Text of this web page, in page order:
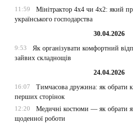
11:59
Мінітрактор 4х4 чи 4х2: який
українського господарства
30.04.2026
9:53
Як організувати комфортний
зайвих складнощів
24.04.2026
16:07
Тимчасова дружина: як обрати
перших сторінок
12:20
Медичні костюми — як обрати
щоденної роботи